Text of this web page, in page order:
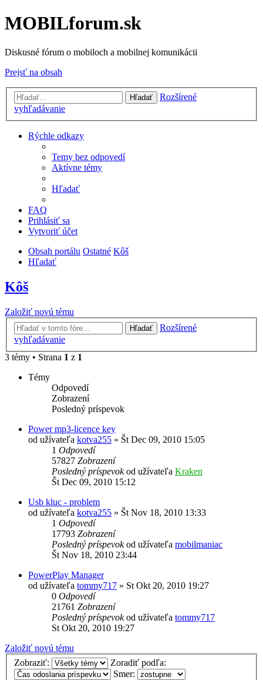
MOBILforum.sk
Diskusné fórum o mobiloch a mobilnej komunikácii
Prejsť na obsah
Hľadať
Rozšírené
vyhľadávanie
Rýchle odkazy
Temy bez odpovedí
Aktívne témy
Hľadať
FAQ
Prihlásiť sa
Vytvoriť účet
Obsah portálu Ostatné Kôš
Hľadať
Kôš
Založiť novú tému
Hľadať
Rozšírené
vyhľadávanie
3 témy • Strana 1 z 1
Témy
Odpovedí
Zobrazení
Posledný príspevok
Power mp3-licence key
od užívateľa kotva255 » Št Dec 09, 2010 15:05
1 Odpovedí
57827 Zobrazení
Posledný príspevokod užívateľa Kraken
Št Dec 09, 2010 15:12
Usb kluc - problem
od užívateľa kotva255 » Št Nov 18, 2010 13:33
1 Odpovedí
17793 Zobrazení
Posledný príspevokod užívateľa mobilmaniac
Št Nov 18, 2010 23:44
PowerPlay Manager
od užívateľa tommy717 » St Okt 20, 2010 19:27
0 Odpovedí
21761 Zobrazení
Posledný príspevokod užívateľa tommy717
St Okt 20, 2010 19:27
Založiť novú tému
Zobraziť:
Zoradiť podľa:
Smer: